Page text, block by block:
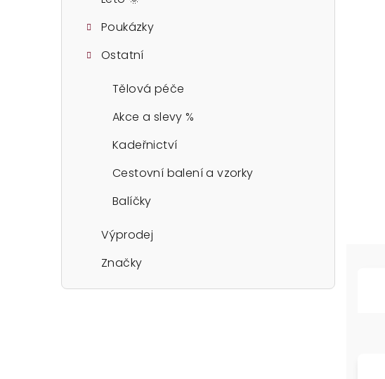
Poukázky
Ostatní
Tělová péče
Akce a slevy %
Kadeřnictví
Cestovní balení a vzorky
Balíčky
Výprodej
Značky